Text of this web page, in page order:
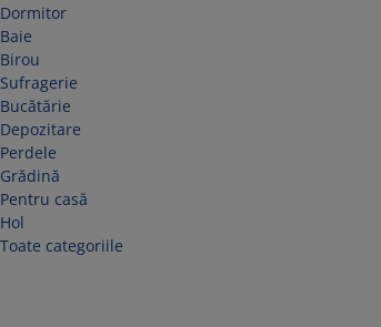
Dormitor
Baie
Birou
Sufragerie
Bucătărie
Depozitare
Perdele
Grădină
Pentru casă
Hol
Toate categoriile